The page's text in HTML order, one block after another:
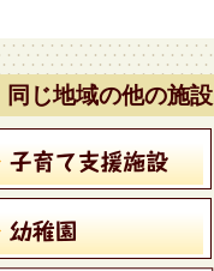
同じ地域の他の施設